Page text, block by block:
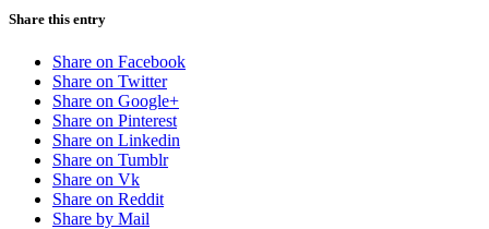
Share this entry
Share on Facebook
Share on Twitter
Share on Google+
Share on Pinterest
Share on Linkedin
Share on Tumblr
Share on Vk
Share on Reddit
Share by Mail